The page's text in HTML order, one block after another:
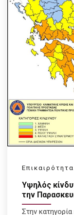
Επικαιρότητα
Υψηλός
την
Στην